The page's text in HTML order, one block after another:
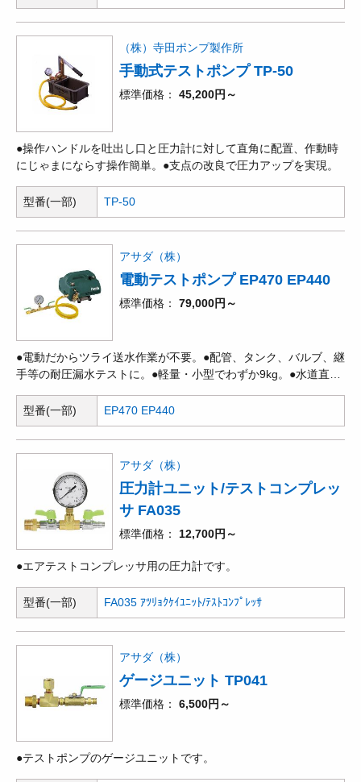
ゴムホースを採用。●手動タイプ
（株）寺田ポンプ製作所
手動式テストポンプ TP-50
標準価格 45,200円～
●操作ハンドルを吐出し口と圧力計に対して直角に配置、作動時
にじゃまにならす操作簡単。●支点の改良で圧力アップを実現。
型番(一部) TP-50
アサダ（株）
電動テストポンプ EP470 EP440
標準価格 79,000円～
●電動だからツライ送水作業が不要。●配管、タンク、バルブ、継
手等の耐圧漏水テストに。●軽量・小型でわずか9kg。●水道直結
水道直結可能(要 別販売品)
型番(一部) EP470 EP440
アサダ（株）
圧力計ユニット/テストコンプレッ
サ FA035
標準価格 12,700円～
●エアテストコンプレッサ用の圧力計です。
型番(一部) FA035 ｱﾂﾘｮｸｹｲﾕﾆｯﾄ/ﾃｽﾄｺﾝﾌﾟﾚｯｻ
アサダ（株）
ゲージユニット TP041
標準価格 6,500円～
●テストポンプのゲージユニットです。